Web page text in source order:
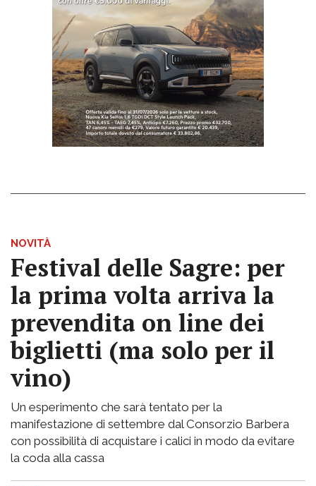
NOVITÀ
Festival delle Sagre: per
la prima volta arriva la
prevendita on line dei
biglietti (ma solo per il
vino)
Un esperimento che sarà tentato per la
manifestazione di settembre dal Consorzio Barbera
con possibilità di acquistare i calici in modo da evitare
la coda alla cassa